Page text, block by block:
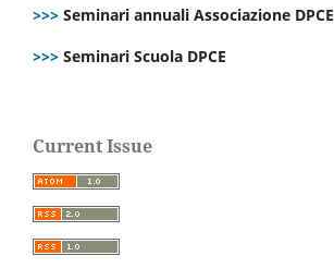
>>> Seminari annuali Associazione DPCE
>>> Seminari Scuola DPCE
Current Issue